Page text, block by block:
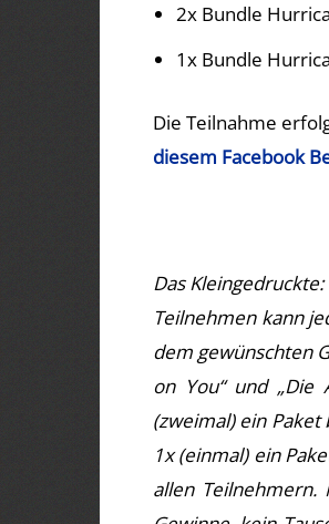
2x Bundle
1x Bundle
Die Teilnahme
diesem Facebook
Das Kleingedruckte:
Teilnehmen kann
dem gewünschten
on You“ und
(zweimal) ein Paket
1x (einmal) ein
allen Teilnehmern.